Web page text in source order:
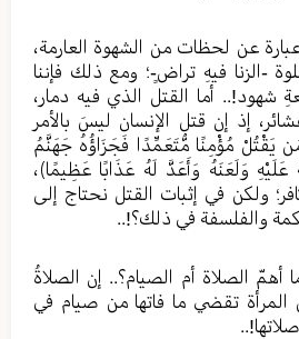
عبارة عن لحظات من الشهوة العارمة،
-الزنا فيهِ تراضٍ-؛ ومع ذلك فإننا
شهود!.. أما القتل الذي فيه دمار،
إذ إن قتل الإنسان ليسَ بالأمر
يَقْتُلْ مُؤْمِنًا مُّتَعَمِّدًا فَجَزَاؤُهُ جَهَنَّمُ
وَلَعَنَهُ وَأَعَدَّ لَهُ عَذَابًا عَظِيمًا﴾،
ولكن في إثبات القتل نحتاج إلى
والفلسفة في ذلك؟!..
أهمّ الصلاة أم الصيام؟.. إن الصلاةُ
تقضي ما فاتها من صيام في